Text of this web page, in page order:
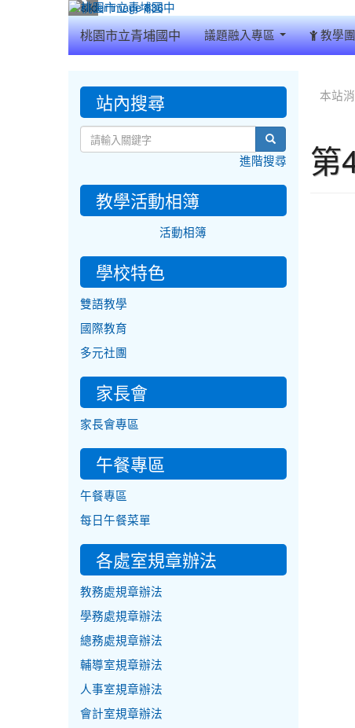
桃園市立青埔國中 議題融入專區 教學
本站
第
::: 站內搜尋
search
進階搜尋
教學活動相簿
活動相簿
學校特色
雙語教學
國際教育
多元社團
家長會
家長會專區
午餐專區
午餐專區
每日午餐菜單
各處室規章辦法
教務處規章辦法
學務處規章辦法
總務處規章辦法
輔導室規章辦法
人事室規章辦法
會計室規章辦法